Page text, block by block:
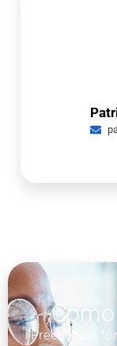
Preencha o